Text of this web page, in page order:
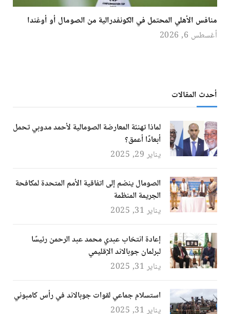
منافس الأهلي المحتمل في الكونفدرالية من الصومال أو أوغندا
أغسطس 6, 2026
أحدث المقالات
لماذا تهنئة المعارضة الصومالية لأحمد مدوبي تحمل
أبعادًا أعمق؟
يناير 29, 2025
الصومال ينضم إلى اتفاقية الأمم المتحدة لمكافحة
الجريمة المنظمة
يناير 31, 2025
إعادة انتخاب عبدي محمد عبد الرحمن رئيسًا
لبرلمان جوبالاند الإقليمي
يناير 31, 2025
استسلام جماعي لقوات جوبالاند في رأس كامبوني
يناير 31, 2025